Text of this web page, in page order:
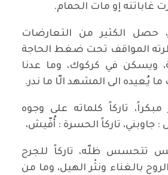
غاباتنه إو مات الحمام.
حصل الكثير من التعارضات
المواقف تحت ضغط الحاجة
ويسكن في كركوك، وما عدنا
يُعيده الى المشهد الّا ما ندر.
تاركاً كلماته على وجوه
: جاوبني، تاركاً الحسرة : أُفّيش،
تتحسس ظلّه، تاركاً للجرح
بالغناء ونثْر الهيل، وما من